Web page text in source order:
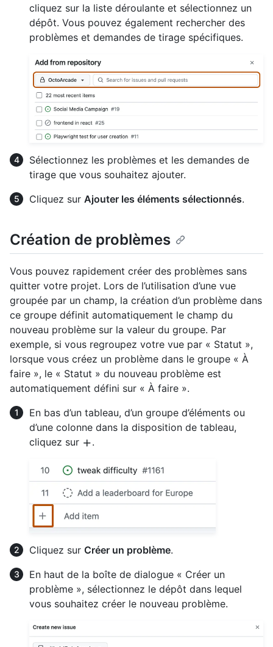
cliquez sur la liste déroulante et sélectionnez un
dépôt. Vous pouvez également rechercher des
problèmes et demandes de tirage spécifiques.
Sélectionnez les problèmes et les demandes de
tirage que vous souhaitez ajouter.
Cliquez sur Ajouter les éléments sélectionnés.
Création de problèmes
Vous pouvez rapidement créer des problèmes sans
quitter votre projet. Lors de l’utilisation d’une vue
groupée par un champ, la création d’un problème dans
ce groupe définit automatiquement le champ du
nouveau problème sur la valeur du groupe. Par
exemple, si vous regroupez votre vue par « Statut »,
lorsque vous créez un problème dans le groupe « À
faire », le « Statut » du nouveau problème est
automatiquement défini sur « À faire ».
En bas d’un tableau, d’un groupe d’éléments ou
d’une colonne dans la disposition de tableau,
cliquez sur
.
Cliquez sur Créer un problème.
En haut de la boîte de dialogue « Créer un
problème », sélectionnez le dépôt dans lequel
vous souhaitez créer le nouveau problème.